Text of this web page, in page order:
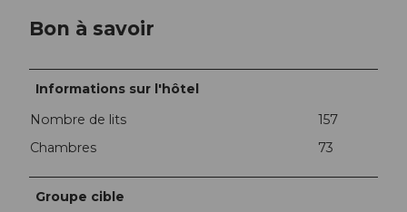
Bon à savoir
Informations sur l'hôtel
Nombre de lits
157
Chambres
73
Groupe cible